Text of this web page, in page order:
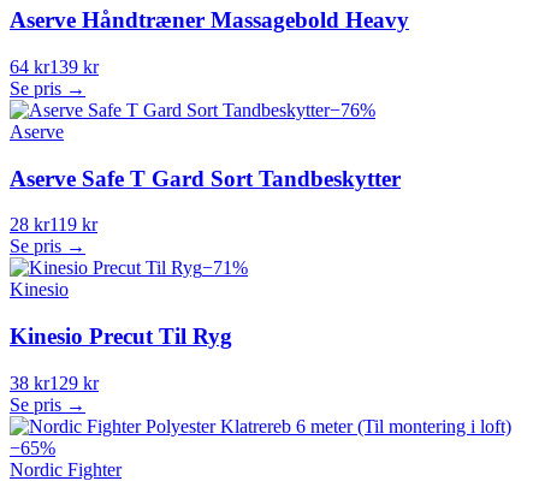
Aserve Håndtræner Massagebold Heavy
64 kr139 kr
Se pris →
−76%
Aserve
Aserve Safe T Gard Sort Tandbeskytter
28 kr119 kr
Se pris →
−71%
Kinesio
Kinesio Precut Til Ryg
38 kr129 kr
Se pris →
−65%
Nordic Fighter